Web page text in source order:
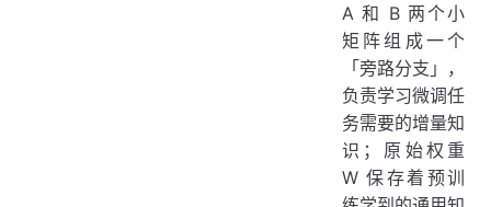
A 和 B 两个小
矩阵组成一个
「旁路分支」，
负责学习微调任
务需要的增量知
识；原始权重
W 保存着预训